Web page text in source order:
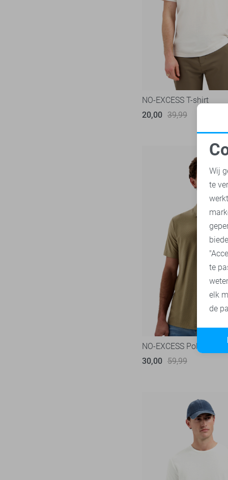
NO-EXCESS T-shirt
20,00 39,99
NO-EXCESS Polo
30,00 59,99
Wij
te
te
elk
de